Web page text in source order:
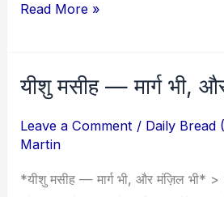
Read More »
यीशु मसीह — मार्ग भी,
Leave a Comment / Daily Bread
Martin
*यीशु मसीह — मार्ग भी, और मंज़िल भी* >
यीशु
—
भी,